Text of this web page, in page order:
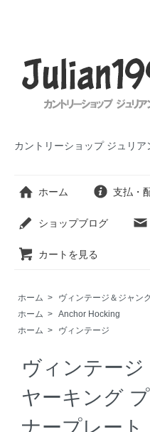
カントリーショップ ジュリア
ホーム 支払・
ショップブログ
カートを見る
ホーム > ヴィンテージ＆ジャンク
ホーム > Anchor Hocking
ホーム > ヴィンテージ
ヴィンテージ
ヤーキング
ナープレート